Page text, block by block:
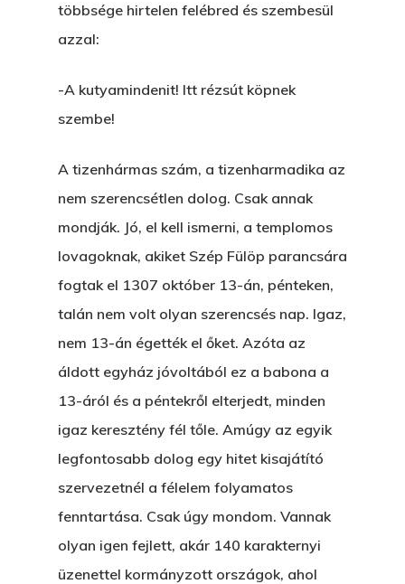
többsége hirtelen felébred és szembesül
azzal:
-A kutyamindenit! Itt rézsút köpnek
szembe!
A tizenhármas szám, a tizenharmadika az
nem szerencsétlen dolog. Csak annak
mondják. Jó, el kell ismerni, a templomos
lovagoknak, akiket Szép Fülöp parancsára
fogtak el 1307 október 13-án, pénteken,
talán nem volt olyan szerencsés nap. Igaz,
nem 13-án égették el őket. Azóta az
áldott egyház jóvoltából ez a babona a
13-áról és a péntekről elterjedt, minden
igaz keresztény fél tőle. Amúgy az egyik
legfontosabb dolog egy hitet kisajátító
szervezetnél a félelem folyamatos
fenntartása. Csak úgy mondom. Vannak
olyan igen fejlett, akár 140 karakternyi
üzenettel kormányzott országok, ahol